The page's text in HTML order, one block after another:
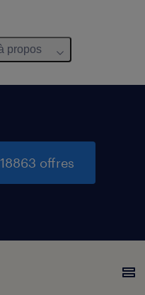
propos
offres